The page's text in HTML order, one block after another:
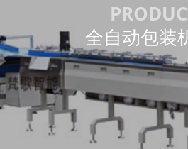
全自动包装